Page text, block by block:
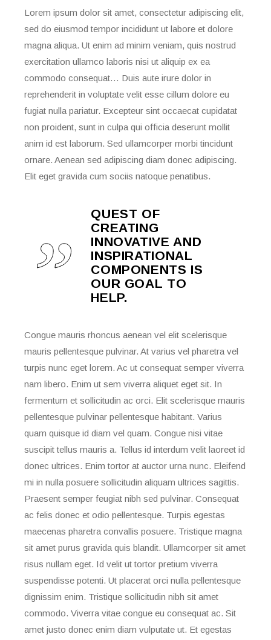
Lorem ipsum dolor sit amet, consectetur adipiscing elit,
sed do eiusmod tempor incididunt ut labore et dolore
magna aliqua. Ut enim ad minim veniam, quis nostrud
exercitation ullamco laboris nisi ut aliquip ex ea
commodo consequat… Duis aute irure dolor in
reprehenderit in voluptate velit esse cillum dolore eu
fugiat nulla pariatur. Excepteur sint occaecat cupidatat
non proident, sunt in culpa qui officia deserunt mollit
anim id est laborum. Sed ullamcorper morbi tincidunt
ornare. Aenean sed adipiscing diam donec adipiscing.
Elit eget gravida cum sociis natoque penatibus.
QUEST OF
CREATING
INNOVATIVE AND
INSPIRATIONAL
COMPONENTS IS
OUR GOAL TO
HELP.
Congue mauris rhoncus aenean vel elit scelerisque
mauris pellentesque pulvinar. At varius vel pharetra vel
turpis nunc eget lorem. Ac ut consequat semper viverra
nam libero. Enim ut sem viverra aliquet eget sit. In
fermentum et sollicitudin ac orci. Elit scelerisque mauris
pellentesque pulvinar pellentesque habitant. Varius
quam quisque id diam vel quam. Congue nisi vitae
suscipit tellus mauris a. Tellus id interdum velit laoreet id
donec ultrices. Enim tortor at auctor urna nunc. Eleifend
mi in nulla posuere sollicitudin aliquam ultrices sagittis.
Praesent semper feugiat nibh sed pulvinar. Consequat
ac felis donec et odio pellentesque. Turpis egestas
maecenas pharetra convallis posuere. Tristique magna
sit amet purus gravida quis blandit. Ullamcorper sit amet
risus nullam eget. Id velit ut tortor pretium viverra
suspendisse potenti. Ut placerat orci nulla pellentesque
dignissim enim. Tristique sollicitudin nibh sit amet
commodo. Viverra vitae congue eu consequat ac. Sit
amet justo donec enim diam vulputate ut. Et egestas